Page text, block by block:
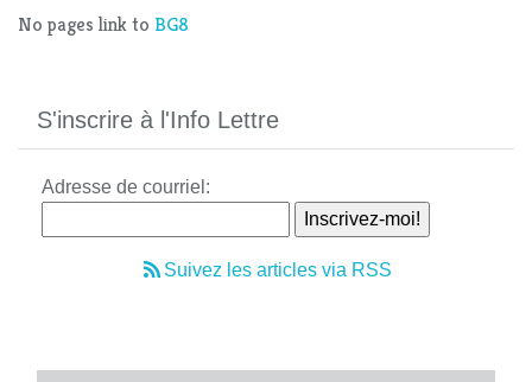
No pages link to BG8
S'inscrire à l'Info Lettre
Adresse de courriel:
Suivez les articles via RSS